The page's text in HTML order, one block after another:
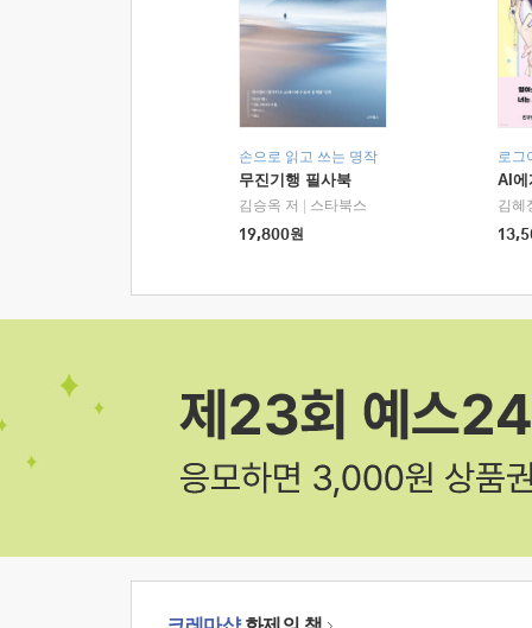
손으로 읽고 쓰는 명작
무진기행 필사북
김승옥 저
스타북스
19,800원
로그
AI에
김혜